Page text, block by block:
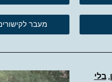
מעבר
,בלי